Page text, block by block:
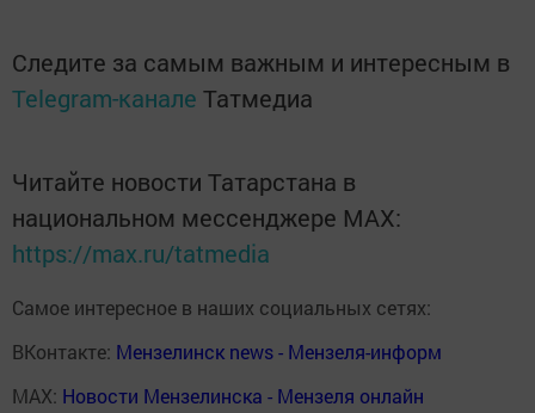
Следите за самым важным и интересным в
Telegram-канале Татмедиа
Читайте новости Татарстана в
национальном мессенджере MАХ:
https://max.ru/tatmedia
Самое интересное в наших социальных сетях:
ВКонтакте: Мензелинск news - Мензеля-информ
MAX: Новости Мензелинска - Мензеля онлайн